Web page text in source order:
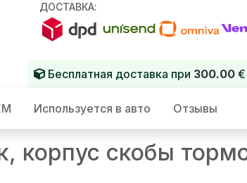
ДОСТАВКА:
Бесплатная доставка при 300.00€
Используется в авто Отзывы
корпус скобы